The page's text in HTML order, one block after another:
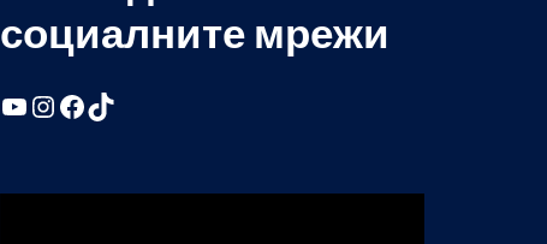
социалните мрежи
YouTube
Instagram
Facebook
TikTok